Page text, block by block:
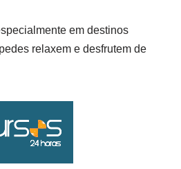
em destinos
relaxem e desfrutem de